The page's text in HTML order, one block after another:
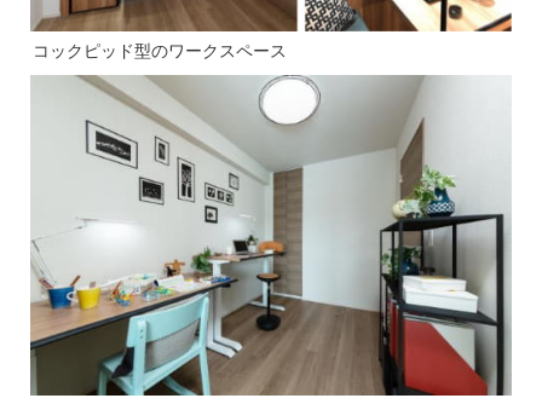
コックピッド型のワークスペース